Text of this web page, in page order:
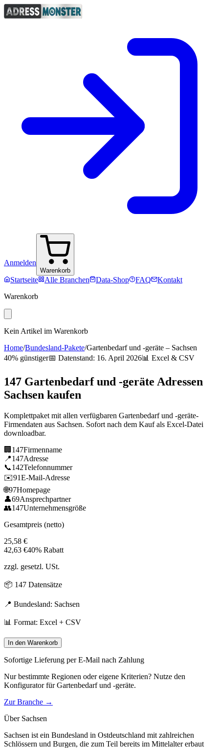
Anmelden
Warenkorb
Startseite Alle Branchen Data-Shop FAQ
Kontakt
Warenkorb
Kein Artikel im Warenkorb
Home/Bundesland-Pakete/Gartenbedarf und -geräte – Sachsen
40% günstiger📅 Datenstand: 16. April 2026📊 Excel & CSV
147 Gartenbedarf und -geräte Adressen
Sachsen kaufen
Komplettpaket mit allen verfügbaren Gartenbedarf und -geräte-
Firmendaten aus Sachsen. Sofort nach dem Kauf als Excel-Datei
downloadbar.
🏢 147Firmenname
📍147Adresse
📞142Telefonnummer
✉️91E-Mail-Adresse
🌐97Homepage
👤69Ansprechpartner
👥147Unternehmensgröße
Gesamtpreis (netto)
25,58 €
42,63 €40% Rabatt
zzgl. gesetzl. USt.
📦 147 Datensätze
📍 Bundesland: Sachsen
📊 Format: Excel + CSV
In den Warenkorb
Sofortige Lieferung per E-Mail nach Zahlung
Nur bestimmte Regionen oder eigene Kriterien? Nutze den
Konfigurator fürGartenbedarf und -geräte.
Zur Branche →
Über Sachsen
Sachsen ist ein Bundesland in Ostdeutschland mit zahlreichen
Schlössern und Burgen, die zum Teil bereits im Mittelalter erbaut